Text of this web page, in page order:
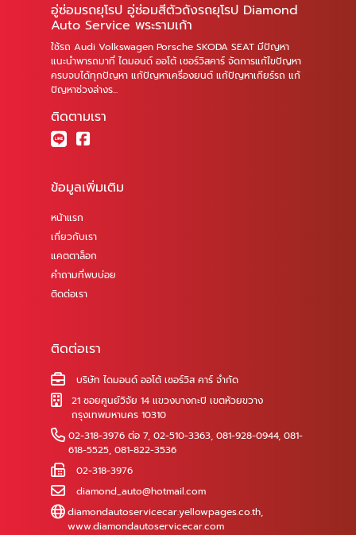
อู่ซ่อมรถยุโรป อู่ซ่อมสีตัวถังรถยุโรป Diamond
Auto Service พระรามเก้า
ใช้รถ Audi Volkswagen Porsche SKODA SEAT มีปัญหา
แนะนำพารถมาที่ ไดมอนด์ ออโต้ เซอร์วิสคาร์ จัดการแก้ไขปัญหา
ครบจบได้ทุกปัญหา แก้ปัญหาเครื่องยนต์ แก้ปัญหาเกียร์รถ แก้
ปัญหาช่วงล่างร...
ติดตามเรา
ข้อมูลเพิ่มเติม
หน้าแรก
เกี่ยวกับเรา
แคตตาล็อก
คำถามที่พบบ่อย
ติดต่อเรา
ติดต่อเรา
บริษัท ไดมอนด์ ออโต้ เซอร์วิส คาร์ จำกัด
21 ซอยศูนย์วิจัย 14 แขวงบางกะปิ เขตห้วยขวาง
กรุงเทพมหานคร 10310
02-318-3976 ต่อ 7,02-510-3363,081-928-0944,081-
618-5525,081-822-3536
02-318-3976
diamond_auto@hotmail.com
diamondautoservicecar.yellowpages.co.th,
www.diamondautoservicecar.com